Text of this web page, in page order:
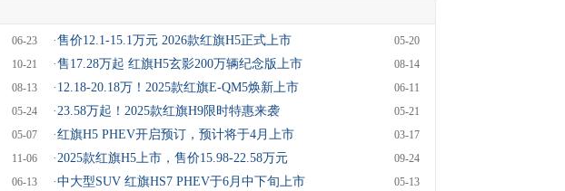
06-23 ·售价12.1-15.1万元 2026款红旗H5正式上市 05-20
10-21 ·售17.28万起 红旗H5玄影200万辆纪念版上市 08-14
08-13 · 12.18-20.18万！2025款红旗E-QM5焕新上市 06-11
05-24 ·23.58万起！2025款红旗H9限时特惠来袭 05-21
05-07 ·红旗H5 PHEV开启预订，预计将于4月上市 03-17
11-06 ·2025款红旗H5上市，售价15.98-22.58万元 09-24
06-13 ·中大型SUV 红旗HS7 PHEV于6月中下旬上市 05-13